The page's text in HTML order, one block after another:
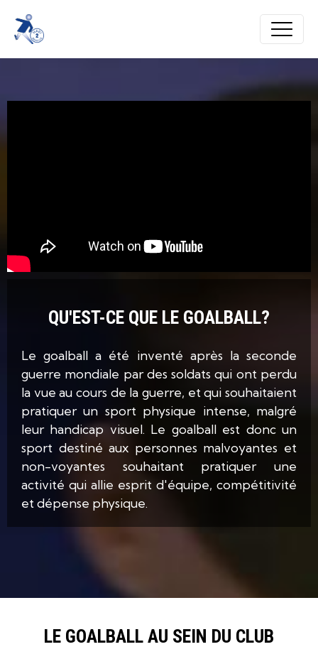
QU'EST-CE QUE LE GOALBALL?
Le goalball a été inventé après la seconde
guerre mondiale par des soldats qui ont perdu
la vue au cours de la guerre, et qui souhaitaient
pratiquer un sport physique intense, malgré
leur handicap visuel. Le goalball est donc un
sport destiné aux personnes malvoyantes et
non-voyantes souhaitant pratiquer une
activité qui allie esprit d'équipe, compétitivité
et dépense physique.
LE GOALBALL AU SEIN DU CLUB